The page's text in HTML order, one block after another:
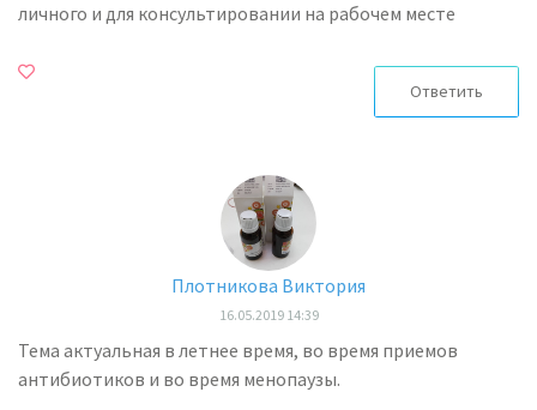
личного и для консультировании на рабочем месте
Ответить
Плотникова Виктория
16.05.2019 14:39
Тема актуальная в летнее время, во время приемов
антибиотиков и во время менопаузы.